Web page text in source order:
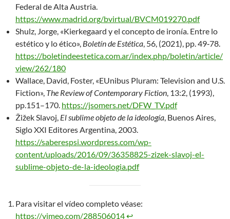
Federal de Alta Austria.
https://www.madrid.org/bvirtual/BVCM019270.pdf
Shulz, Jorge, «Kierkegaard y el concepto de ironía. Entre lo
estético y lo ético», Boletín de Estética, 56, (2021), pp. 49‐78.
https://boletindeestetica.com.ar/index.php/boletin/article/
view/262/180
Wallace, David, Foster, «EUnibus Pluram: Television and U.S.
Fiction», The Review of Contemporary Fiction, 13:2, (1993),
pp.151–170. https://jsomers.net/DFW_TV.pdf
Žižek Slavoj, El sublime objeto de la ideología, Buenos Aires,
Siglo XXI Editores Argentina, 2003.
https://saberespsi.wordpress.com/wp-
content/uploads/2016/09/36358825-zizek-slavoj-el-
sublime-objeto-de-la-ideologia.pdf
Para visitar el vídeo completo véase:
https://vimeo.com/288506014↩︎